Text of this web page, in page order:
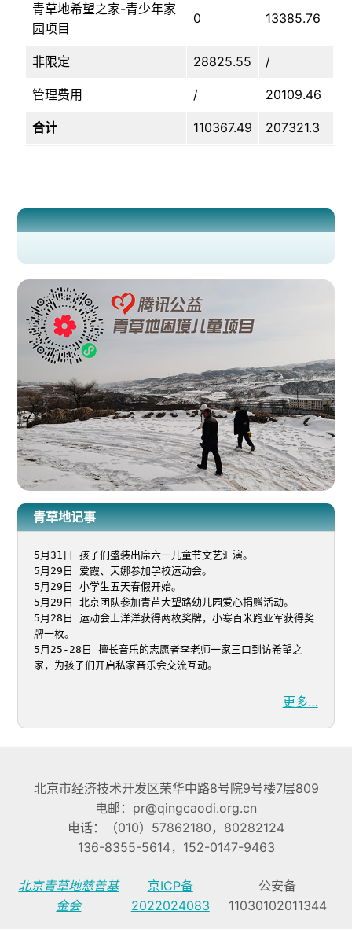
青草地希望之家-青少年家
园项目
0 13385.76
非限定 28825.55 /
管理费用 / 20109.46
合计 110367.49 207321.3
青草地记事
5月31日 孩子们盛装出席六一儿童节文艺汇演。
5月29日 爱霞、天娜参加学校运动会。
5月29日 小学生五天春假开始。
5月29日 北京团队参加青苗大望路幼儿园爱心捐赠活动。
5月28日 运动会上洋洋获得两枚奖牌，小寒百米跑亚军获得奖
牌一枚。
5月25-28日 擅长音乐的志愿者李老师一家三口到访希望之
家，为孩子们开启私家音乐会交流互动。
更多…
北京市经济技术开发区荣华中路8号院9号楼7层809
电邮：pr@qingcaodi.org.cn
电话：（010）57862180，80282124
136-8355-5614，152-0147-9463
北京青草地慈善基
金会
京ICP备
2022024083
公安备
11030102011344